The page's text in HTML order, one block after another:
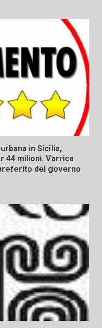
in Sicilia,
44 milioni. Varrica
del governo